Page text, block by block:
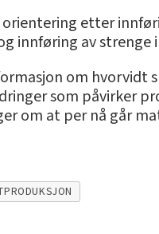
etter
innføring av strenge
om
som påvirker
om at per nå går